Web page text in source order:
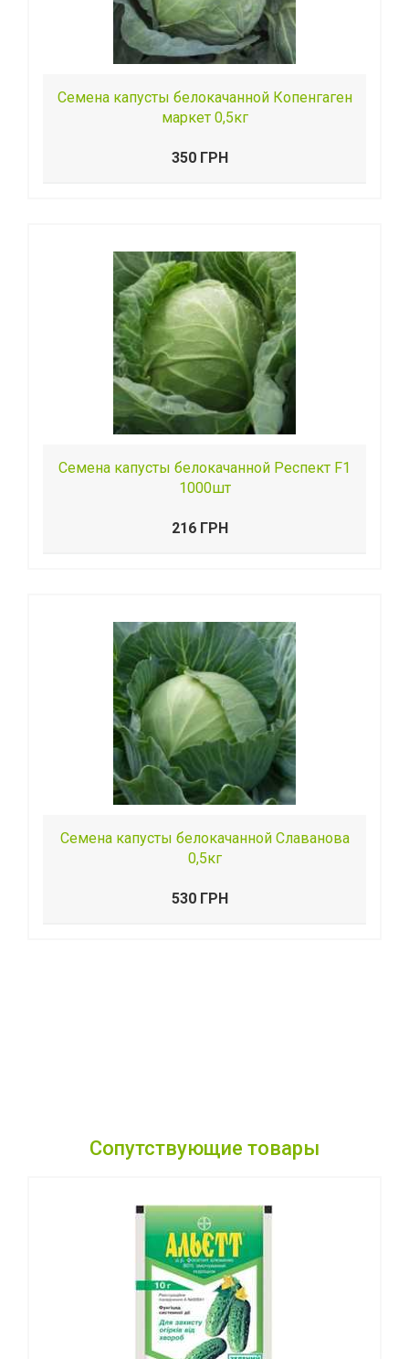
Семена капусты белокачанной Копенгаген
маркет 0,5кг
350 ГРН
Семена капусты белокачанной Респект F1
1000шт
216 ГРН
Семена капусты белокачанной Славанова
0,5кг
530 ГРН
Сопутствующие товары